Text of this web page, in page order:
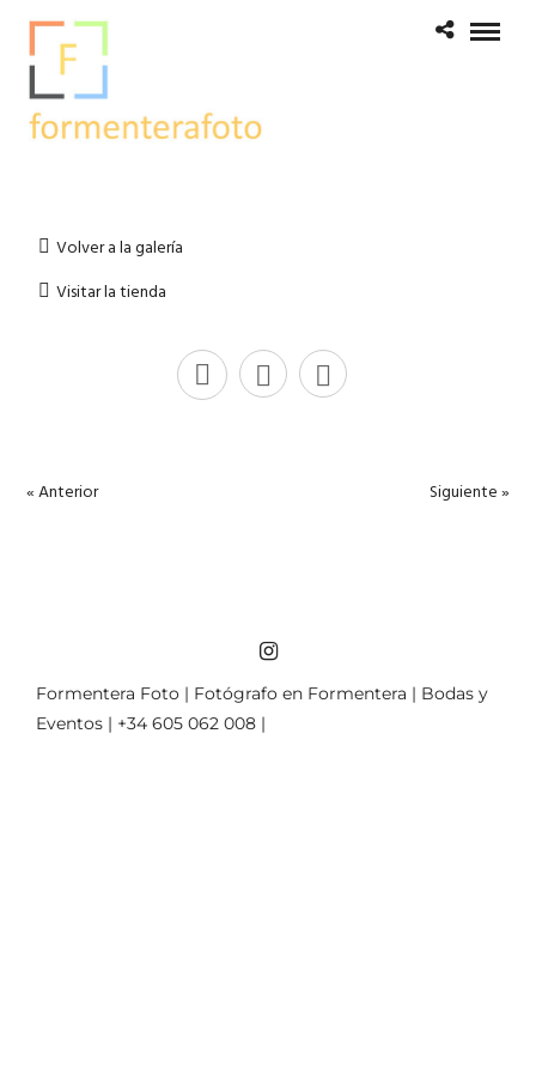
Volver a la galería
Visitar la tienda
« Anterior Siguiente »
Formentera Foto | Fotógrafo en Formentera | Bodas y
Eventos | +34 605 062 008 |